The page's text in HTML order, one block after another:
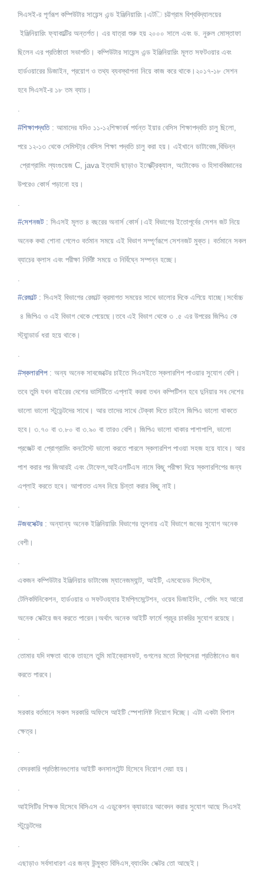
সিএসই-র পূর্ণরূপ কম্পিউটার সায়েন্স এন্ড ইঞ্জিনিয়ারিং।এটি চট্টগ্রাম বিশ্ববিদ্যালয়ের
ইঞ্জিনিয়ারিং ফ্যাকাল্টির অন্তর্গত। এর যাত্রা শুরু হয় ২০০০ সালে এবং ড. নুরুল মোস্তাফা
ছিলেন এর প্রতিষ্ঠাতা সভাপতি। কম্পিউটার সায়েন্স এন্ড ইঞ্জিনিয়ারিং মূলত সফটওয়ার এবং
হার্ডওয়ারের ডিজাইন, প্রয়োগ ও তথ্য ব্যবস্থাপনা নিয়ে কাজ করে থাকে।২০১৭-১৮ সেশন
হবে সিএসই-র ১৮ তম ব্যাচ।
.
#শিক্ষাপদ্ধতি: আমাদের যদিও ১১-১২শিক্ষাবর্ষ পর্যন্ত ইয়ার বেসিস শিক্ষাপদ্বতি চালু ছিলো,
পরে ১২-১৩ থেকে সেমিস্টা্র বেসিস শিক্ষা পদ্বতি চালু করা হয়। এইখানে ডাটাবেজ,বিভিন্ন
প্রোগ্রামিং ল্যংগুয়েজ C, java ইত্যাদি ছাড়াও ইলেক্ট্রিক্যাল, অটোকেড ও হিসাববিজ্ঞানের
উপরেও কোর্স পড়ানো হয়।
.
#সেশনজট : সিএসই মূলত ৪ বছরের অনার্স কোর্স।এই বিভাগের ইতোপূর্বের সেশন জট নিয়ে
অনেক কথা শোনা গেলেও বর্তমান সময়ে এই বিভাগ সম্পূর্ণরূপে সেশনজট মুক্ত। বর্তমানে সকল
ব্যাচের ক্লাস এবং পরীক্ষা নির্দিষ্ট সময়ে ও নির্বিঘ্নে সম্পন্ন হচ্ছে।
.
#রেজাল্ট : সিএসই বিভাগের রেজাল্ট ক্রমাগত সময়ের সাথে ভালোর দিকে এগিয়ে যাচ্ছে।সর্বোচ্চ
৪ জিপিএ ও এই বিভাগ থেকে পেয়েছে।তবে এই বিভাগ থেকে ৩ .৫ এর উপরের জিপিএ কে
স্ট্যান্ডার্ড ধরা হয়ে থাকে।
.
#স্কলারশিপ: অন্য অনেক সাবজেক্টের চাইতে সিএসইতে স্কলারশিপ পাওয়ার সুযোগ বেশি।
তবে তুমি যখন বাইরের দেশের ভার্সিটিতে এপ্লাই করবা তখন কম্পিটিশন হবে দুনিয়ার সব দেশের
ভালো ভালো স্টুডেন্টদের সাথে। আর তাদের সাথে টেক্কা দিতে চাইলে জিপিএ ভালো থাকতে
হবে। ৩.৭০ বা ৩.৮০ বা ৩.৯০ বা তারও বেশি। জিপিএ ভালো থাকার পাশাপাশি, ভালো
প্রজেক্ট বা প্রোগ্রামিং কনটেস্টে ভালো করতে পারলে স্কলারশিপ পাওয়া সহজ হয়ে যাবে। আর
পাশ করার পর জিআরই এবং টোফেল,আইএলটিএস নামে কিছু পরীক্ষা দিয়ে স্কলারশিপের জন্য
এপ্লাই করতে হবে। আপাতত এসব নিয়ে চিন্তা করার কিছু নাই।
.
#জবসেক্টর : অন্যান্য অনেক ইঞ্জিনিয়ারিং বিভাগের তুলনায় এই বিভাগে জবের সুযোগ অনেক
বেশী।
.
একজন কম্পিউটার ইঞ্জিনিয়ার ডাটাবেজ ম্যানেজম্যান্ট, আইটি, এমবেডেড সিস্টেম,
টেলিকমিনিকেশন, হার্ডওয়ার ও সফটওয়্যার ইমপ্লিমেন্টেশন, ওয়েব ডিজাইনিং, গেমিং সহ আরো
অনেক সেক্টরে জব করতে পারেন।অর্থাৎ অনেক আইটি ফার্মে প্রচুর চাকরির সুযোগ রয়েছে।
.
তোমার যদি দক্ষতা থাকে তাহলে তুমি মাইক্রোসফট, গুগলের মতো বিশ্বসেরা প্রতিষ্ঠানেও জব
করতে পারবে।
.
সরকার বর্তমানে সকল সরকারি অফিসে আইটি স্পেশালিষ্ট নিয়োগ দিচ্ছে। এটা একটা বিশাল
ক্ষেত্র।
.
বেসরকারি প্রতিষ্ঠানগুলোর আইটি কনসালটেন্ট হিসেবে নিয়োগ দেয়া হয়।
.
আইসিটির শিক্ষক হিসেবে বিসিএস এ এডুকেশন ক্যাডারে আবেদন করার সুযোগ আছে সিএসই
স্টুডেন্টদের
.
এছাড়াও সর্বসাধারণ এর জন্য উন্মুক্ত বিসিএস,ব্যাংকিং সেক্টর তো আছেই।